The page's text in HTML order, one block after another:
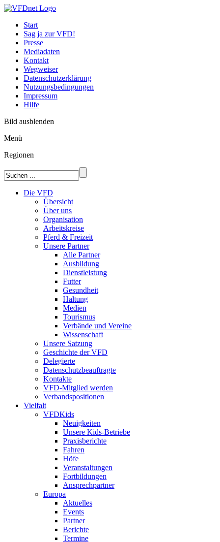
Start
Sag ja zur VFD!
Presse
Mediadaten
Kontakt
Wegweiser
Datenschutzerklärung
Nutzungsbedingungen
Impressum
Hilfe
Bild ausblenden
Menü
Regionen
Die VFD
Übersicht
Über uns
Organisation
Arbeitskreise
Pferd & Freizeit
Unsere Partner
Alle Partner
Ausbildung
Dienstleistung
Futter
Gesundheit
Haltung
Medien
Tourismus
Verbände und Vereine
Wissenschaft
Unsere Satzung
Geschichte der VFD
Delegierte
Datenschutzbeauftragte
Kontakte
VFD-Mitglied werden
Verbandspositionen
Vielfalt
VFDKids
Neuigkeiten
Unsere Kids-Betriebe
Praxisberichte
Fahren
Höfe
Veranstaltungen
Fortbildungen
Ansprechpartner
Europa
Aktuelles
Events
Partner
Berichte
Termine